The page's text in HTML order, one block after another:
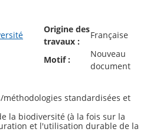
Origine des
travaux :
Française
Motif :
Nouveau
document
standardisées et
la biodiversité (à la fois sur la
et l'utilisation durable de la